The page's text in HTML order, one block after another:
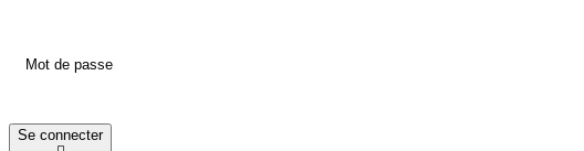
Se connecter